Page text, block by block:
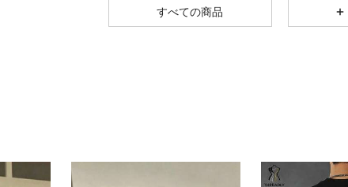
4.79
2.1K
すべての商品